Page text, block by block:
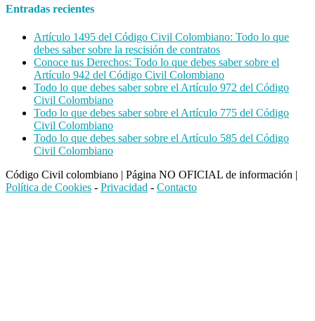
Entradas recientes
Artículo 1495 del Código Civil Colombiano: Todo lo que
debes saber sobre la rescisión de contratos
Conoce tus Derechos: Todo lo que debes saber sobre el
Artículo 942 del Código Civil Colombiano
Todo lo que debes saber sobre el Artículo 972 del Código
Civil Colombiano
Todo lo que debes saber sobre el Artículo 775 del Código
Civil Colombiano
Todo lo que debes saber sobre el Artículo 585 del Código
Civil Colombiano
Código Civil colombiano | Página NO OFICIAL de información |
Política de Cookies - Privacidad - Contacto